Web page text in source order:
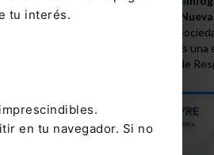
tu interés.
en tu navegador. Si no
Limitada
La
Empresa es
Sociedad de